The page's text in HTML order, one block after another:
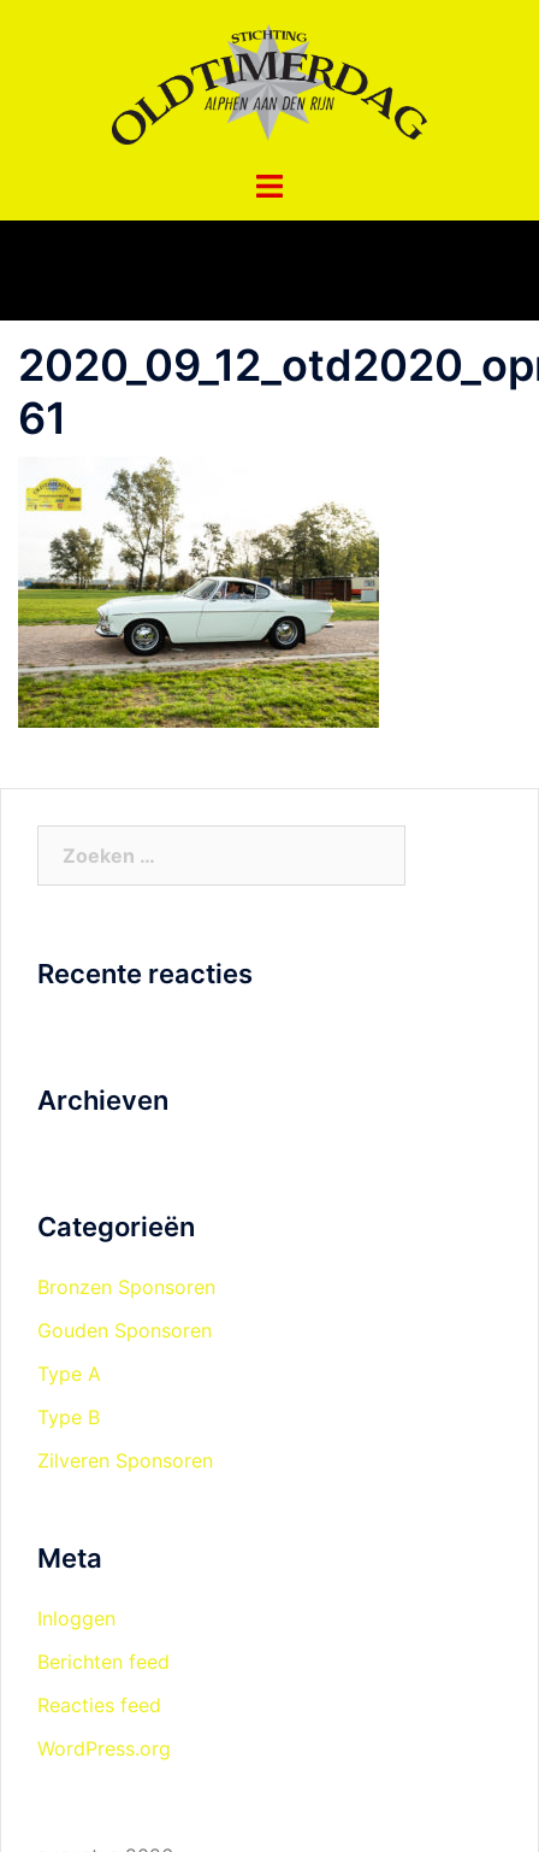
61
Recente reacties
Archieven
Categorieën
Bronzen Sponsoren
Gouden Sponsoren
Type A
Type B
Zilveren Sponsoren
Meta
Inloggen
Berichten feed
Reacties feed
WordPress.org